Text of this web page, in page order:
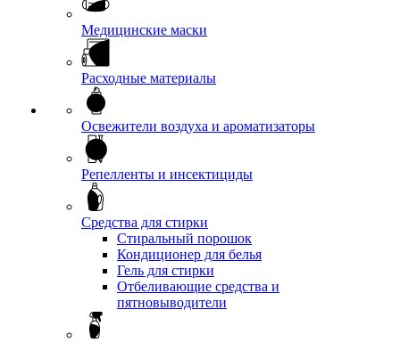
Медицинские маски
Расходные материалы
Освежители воздуха и ароматизаторы
Репелленты и инсектициды
Средства для стирки
Стиральный порошок
Кондиционер для белья
Гель для стирки
Отбеливающие средства и
пятновыводители